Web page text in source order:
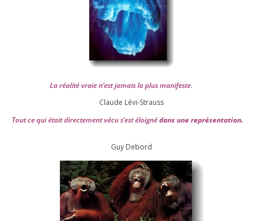
La réa­lité vraie n’est jamais la plus mani­feste.
Claude Lévi-Strauss
Tout ce qui était direc­te­ment vécu s’est éloi­gnédans une repré­sen­ta­tion.
Guy Debord